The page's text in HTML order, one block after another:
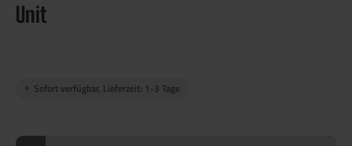
Unit
Sofort verfügbar, Lieferzeit: 1-3 Tage